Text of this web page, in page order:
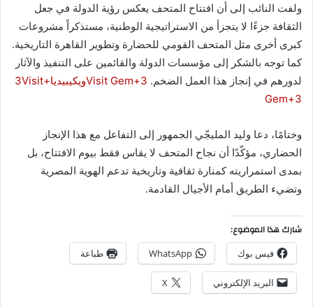
ولفت النائب إلى أن افتتاح المتحف يعكس رؤية الدولة في جعل
الثقافة جزءًا لا يتجزأ من الاستراتيجية الوطنية، مستذكراً مشروعات
كبرى أخرى مثل المتحف القومي للحضارة وتطوير القاهرة التاريخية.
كما توجه بالشكر إلى مؤسسات الدولة والقائمين على التنفيذ والآثار
لدورهم في إنجاز هذا العمل الضخم.
Visit Gem+3 ويكيبيديا+3
Visit
Gem+3
وختامًا، دعا وليد المليجّي الجمهور إلى التفاعل مع هذا الإنجاز
الحضاري، مؤكّدًا أن نجاح المتحف لا يقاس فقط بيوم الافتتاح، بل
بمدى استمراريته كمنارة ثقافية وتاريخية تدعم الهوية المصرية
وتضيء الطريق أمام الأجيال القادمة.
شارك هذا الموضوع:
فيس بوك WhatsApp طباعة
البريد الإلكتروني X